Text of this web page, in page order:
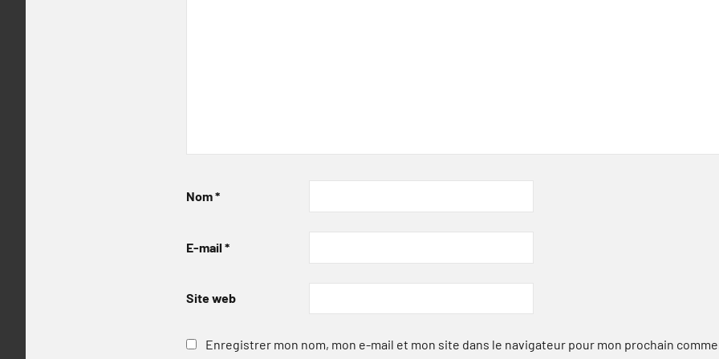
Nom*
E-mail *
Site web
Enregistrer mon nom, mon e-mail et mon site dans le navigateur pour mon prochain